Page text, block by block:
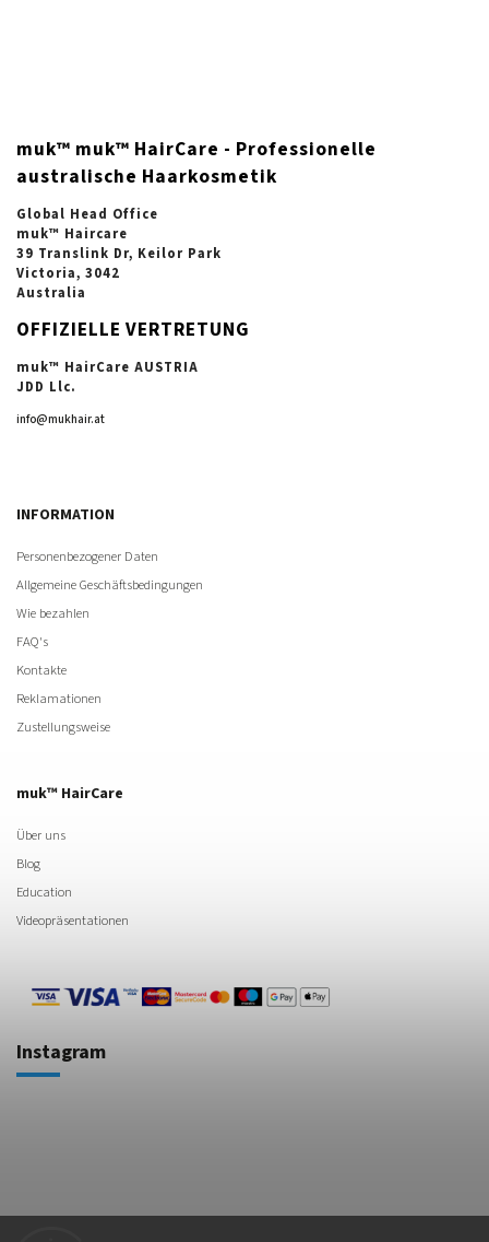
muk™ muk™ HairCare - Professionelle
australische Haarkosmetik
Global Head Office
muk™ Haircare
39 Translink Dr, Keilor Park
Victoria, 3042
Australia
OFFIZIELLE VERTRETUNG
muk™ HairCare AUSTRIA
JDD Llc.
info@mukhair.at
INFORMATION
Personenbezogener Daten
Allgemeine Geschäftsbedingungen
Wie bezahlen
FAQ's
Kontakte
Reklamationen
Zustellungsweise
muk™ HairCare
Über uns
Blog
Education
Videopräsentationen
Instagram